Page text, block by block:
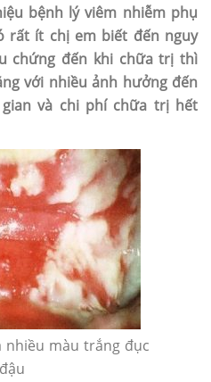
bệnh lý viêm nhiễm phụ
rất ít chị em biết đến nguy
chứng đến khi chữa trị thì
với nhiều ảnh hưởng đến
và chi phí chữa trị hết
màu trắng đục